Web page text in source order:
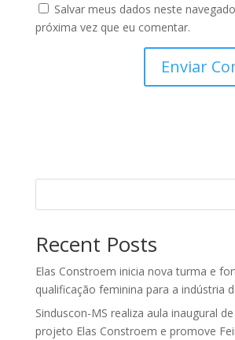
Salvar meus dados neste
próxima vez que eu comentar.
Recent Posts
Elas Constroem inicia nova turma e
qualificação feminina para a indústria
Sinduscon-MS realiza aula inaugural
projeto Elas Constroem e promove